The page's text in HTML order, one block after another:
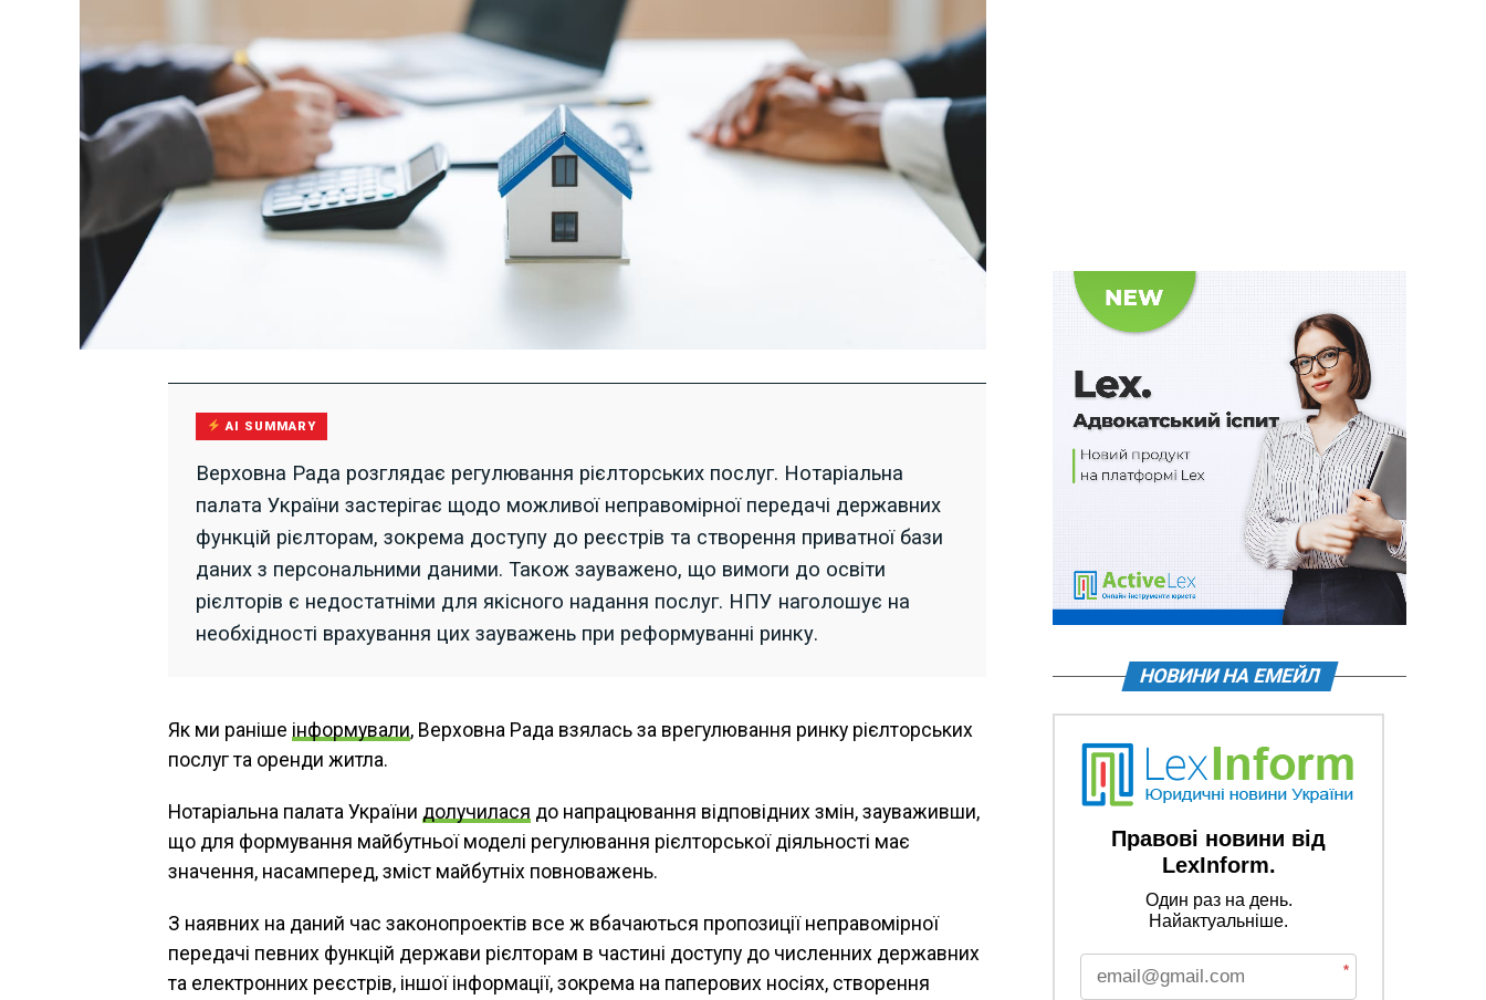
AI SUMMARY
Верховна Рада розглядає регулювання рієлторських послуг. Нотаріальна
палата України застерігає щодо можливої неправомірної передачі державних
функцій рієлторам, зокрема доступу до реєстрів та створення приватної бази
даних з персональними даними. Також зауважено, що вимоги до освіти
рієлторів є недостатніми для якісного надання послуг. НПУ наголошує на
необхідності врахування цих зауважень при реформуванні ринку.
Як ми раніше інформували, Верховна Рада взялась за врегулювання ринку рієлторських
послуг та оренди житла.
Нотаріальна палата України долучилася до напрацювання відповідних змін, зауваживши,
що для формування майбутньої моделі регулювання рієлторської діяльності має
значення, насамперед, зміст майбутніх повноважень.
З наявних на даний час законопроектів все ж вбачаються пропозиції неправомірної
передачі певних функцій держави рієлторам в частині доступу до численних державних
та електронних реєстрів, іншої інформації, зокрема на паперових носіях, створення
НОВИНИ НА ЕМЕЙЛ
Правові новини від
LexInform.
Один раз на день.
Найактуальніше.
*